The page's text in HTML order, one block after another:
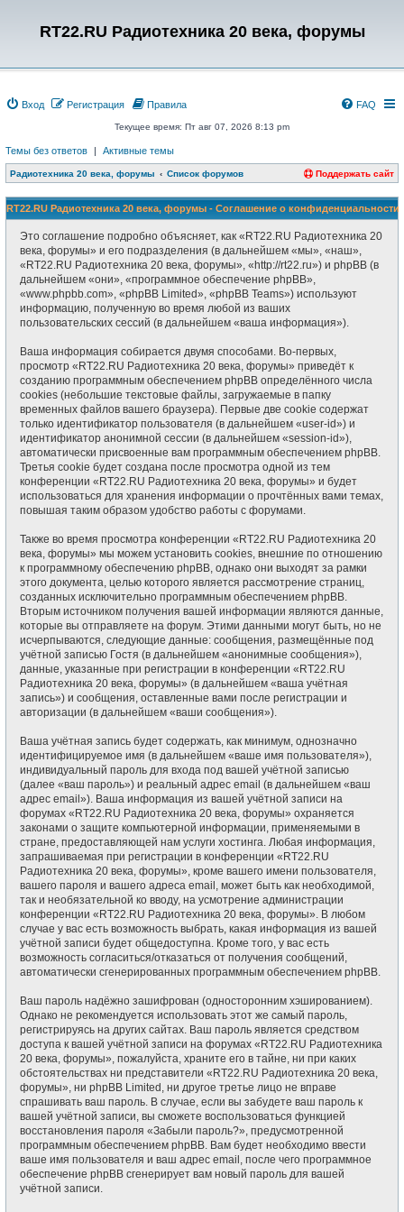
RT22.RU Радиотехника 20 века, форумы
Вход Регистрация FAQ
Правила
Текущее время: Пт авг 07, 2026 8:13 pm
Темы без ответов | Активные темы
Радиотехника 20 века, форумы Список форумов Поддержать сайт
RT22.RU Радиотехника 20 века, форумы - Соглашение о конфиденциальности
Это соглашение подробно объясняет, как «RT22.RU Радиотехника 20
века, форумы» и его подразделения (в дальнейшем «мы», «наш»,
«RT22.RU Радиотехника 20 века, форумы», «http://rt22.ru») и phpBB (в
дальнейшем «они», «программное обеспечение phpBB»,
«www.phpbb.com», «phpBB Limited», «phpBB Teams») используют
информацию, полученную во время любой из ваших
пользовательских сессий (в дальнейшем «ваша информация»).
Ваша информация собирается двумя способами. Во-первых,
просмотр «RT22.RU Радиотехника 20 века, форумы» приведёт к
созданию программным обеспечением phpBB определённого числа
cookies (небольшие текстовые файлы, загружаемые в папку
временных файлов вашего браузера). Первые две cookie содержат
только идентификатор пользователя (в дальнейшем «user-id») и
идентификатор анонимной сессии (в дальнейшем «session-id»),
автоматически присвоенные вам программным обеспечением phpBB.
Третья cookie будет создана после просмотра одной из тем
конференции «RT22.RU Радиотехника 20 века, форумы» и будет
использоваться для хранения информации о прочтённых вами темах,
повышая таким образом удобство работы с форумами.
Также во время просмотра конференции «RT22.RU Радиотехника 20
века, форумы» мы можем установить cookies, внешние по отношению
к программному обеспечению phpBB, однако они выходят за рамки
этого документа, целью которого является рассмотрение страниц,
созданных исключительно программным обеспечением phpBB.
Вторым источником получения вашей информации являются данные,
которые вы отправляете на форум. Этими данными могут быть, но не
исчерпываются, следующие данные: сообщения, размещённые под
учётной записью Гостя (в дальнейшем «анонимные сообщения»),
данные, указанные при регистрации в конференции «RT22.RU
Радиотехника 20 века, форумы» (в дальнейшем «ваша учётная
запись») и сообщения, оставленные вами после регистрации и
авторизации (в дальнейшем «ваши сообщения»).
Ваша учётная запись будет содержать, как минимум, однозначно
идентифицируемое имя (в дальнейшем «ваше имя пользователя»),
индивидуальный пароль для входа под вашей учётной записью
(далее «ваш пароль») и реальный адрес email (в дальнейшем «ваш
адрес email»). Ваша информация из вашей учётной записи на
форумах «RT22.RU Радиотехника 20 века, форумы» охраняется
законами о защите компьютерной информации, применяемыми в
стране, предоставляющей нам услуги хостинга. Любая информация,
запрашиваемая при регистрации в конференции «RT22.RU
Радиотехника 20 века, форумы», кроме вашего имени пользователя,
вашего пароля и вашего адреса email, может быть как необходимой,
так и необязательной ко вводу, на усмотрение администрации
конференции «RT22.RU Радиотехника 20 века, форумы». В любом
случае у вас есть возможность выбрать, какая информация из вашей
учётной записи будет общедоступна. Кроме того, у вас есть
возможность согласиться/отказаться от получения сообщений,
автоматически сгенерированных программным обеспечением phpBB.
Ваш пароль надёжно зашифрован (односторонним хэшированием).
Однако не рекомендуется использовать этот же самый пароль,
регистрируясь на других сайтах. Ваш пароль является средством
доступа к вашей учётной записи на форумах «RT22.RU Радиотехника
20 века, форумы», пожалуйста, храните его в тайне, ни при каких
обстоятельствах ни представители «RT22.RU Радиотехника 20 века,
форумы», ни phpBB Limited, ни другое третье лицо не вправе
спрашивать ваш пароль. В случае, если вы забудете ваш пароль к
вашей учётной записи, вы сможете воспользоваться функцией
восстановления пароля «Забыли пароль?», предусмотренной
программным обеспечением phpBB. Вам будет необходимо ввести
ваше имя пользователя и ваш адрес email, после чего программное
обеспечение phpBB сгенерирует вам новый пароль для вашей
учётной записи.